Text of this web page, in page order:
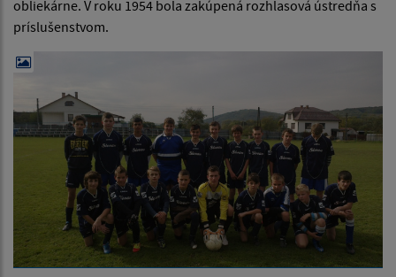
obliekárne. V roku 1954 bola zakúpená rozhlasová ústredňa s
príslušenstvom.